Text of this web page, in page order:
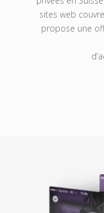
sites web
propose une